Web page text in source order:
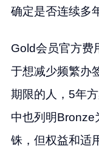
确定是否连续多
Gold会员官方费
于想减少频繁办
期限的人，5年
中也列明Bronze
铢，但权益和适